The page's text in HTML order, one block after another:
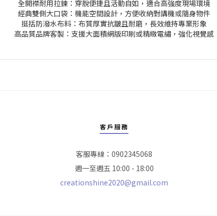
全開襟耐用拉鍊：穿脫便捷且活動自如，適合高強度現場環境
經典雙側大口袋：機能空間設計，方便收納對講機或隨身物件
挺括防潑水布料：布質厚實抗皺且耐磨，長效維持專業形象
高品質品牌客製：支援大面積網版印刷或精緻電繡，強化視覺感
客戶服務
客服專線：0902345068
週一至週五 10:00 - 18:00
creationshine2020@gmail.com